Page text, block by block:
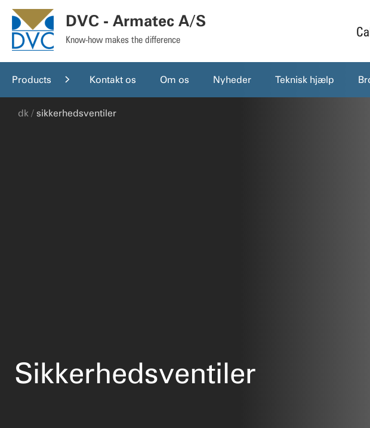
DVC - Armatec A/S
Know-how makes the difference
Products Kontakt os Om os Nyheder Teknisk hjælp
dk sikkerhedsventiler
Sikkerhedsventiler